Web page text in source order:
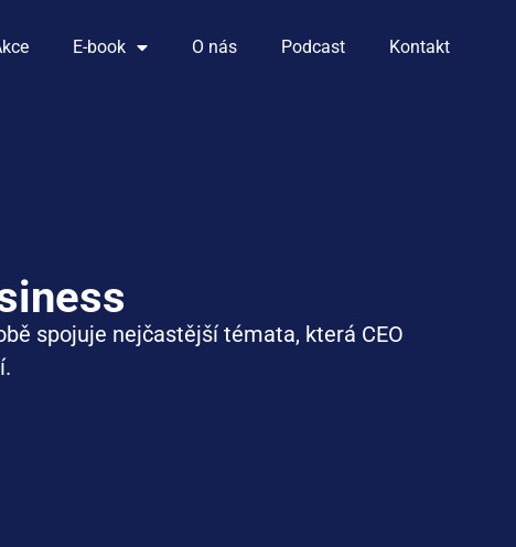
E-book O nás Podcast Kontakt
spojuje nejčastější témata, která CEO
.